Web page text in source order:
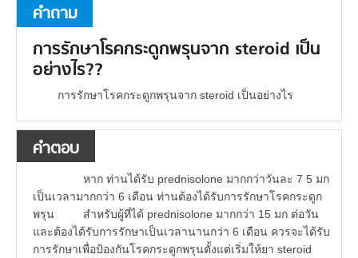
คำถาม
การรักษาโรคกระดูกพรุนจาก steroid เป็น
อย่างไร??
การรักษาโรคกระดูกพรุนจาก steroid เป็นอย่างไร
คำตอบ
หาก ท่านได้รับ prednisolone มากกว่าวันละ 7 5 มก
เป็นเวลามากกว่า 6 เดือน ท่านต้องได้รับการรักษาโรคกระดูก
พรุน สำหรับผู้ที่ได้ prednisolone มากกว่า 15 มก ต่อวัน
และต้องได้รับการรักษาเป็นเวลานานกว่า 6 เดือน ควรจะได้รับ
การรักษาเพื่อป้องกันโรคกระดูกพรุนตั้งแต่เริ่มให้ยา steroid